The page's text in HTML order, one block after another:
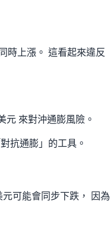
時上漲。 這看起來違反
來對沖通膨風險。
抗通膨」的工具。
可能會同步下跌， 因為